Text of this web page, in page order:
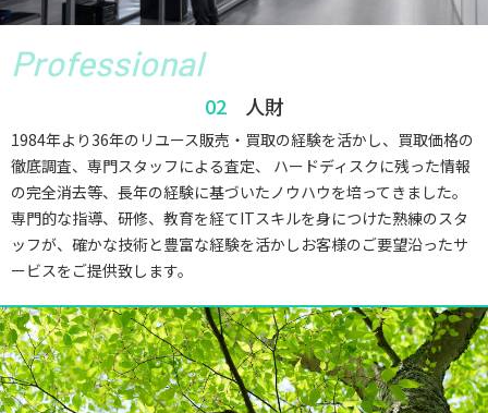
Professional
人財
1984年より36年のリユース販売・買取の経験を活かし、買取価格の
徹底調査、専門スタッフによる査定、 ハードディスクに残った情報
の完全消去等、長年の経験に基づいたノウハウを培ってきました。
専門的な指導、研修、教育を経てITスキルを身につけた熟練のスタ
ッフが、確かな技術と豊富な経験を活かしお客様のご要望沿ったサ
ービスをご提供致します。